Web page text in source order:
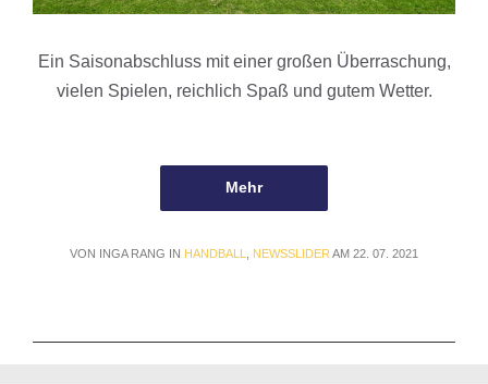
Ein Saisonabschluss mit einer großen Überraschung,
vielen Spielen, reichlich Spaß und gutem Wetter.
Mehr
VON INGA RANG IN HANDBALL NEWSSLIDER AM 22. 07. 2021